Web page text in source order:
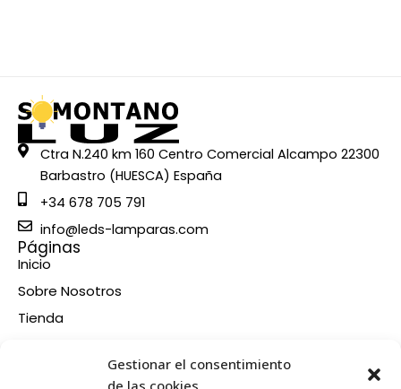
Gestionar el consentimiento
de las cookies
Ctra N.240 km 160 Centro Comercial Alcampo 22300
Barbastro (HUESCA) España
+34 678 705 791
info@leds-lamparas.com
Páginas
Inicio
Sobre Nosotros
Tienda
Información